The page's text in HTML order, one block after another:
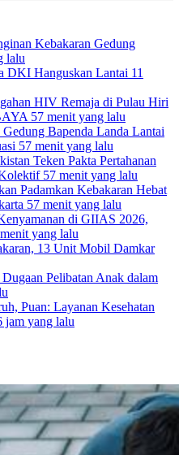
Kebakaran Gedung
lalu
DKI Hanguskan Lantai 11
HIV Remaja di Pulau Hiri
57 menit yang lalu
Bapenda Landa Lantai
57 menit yang lalu
Teken Pakta Pertahanan
57 menit yang lalu
Padamkan Kebakaran Hebat
57 menit yang lalu
di GIIAS 2026,
yang lalu
13 Unit Mobil Damkar
Pelibatan Anak dalam
Puan: Layanan Kesehatan
jam yang lalu